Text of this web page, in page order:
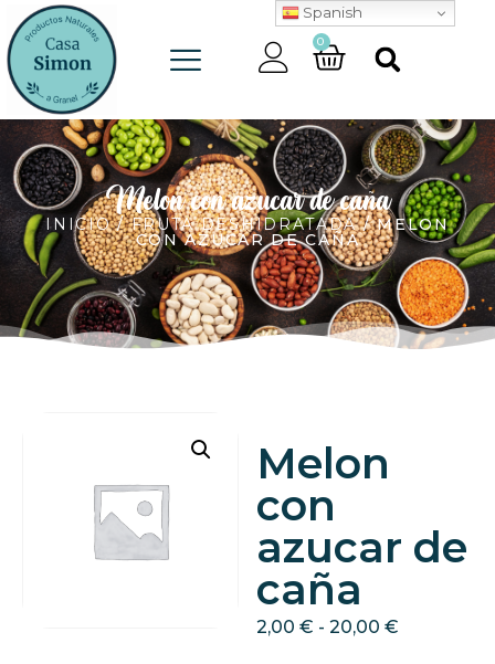
0
Melon con azucar de caña
INICIO/FRUTA DESHIDRATADA/ MELON
CON AZUCAR DE CAÑA
Melon
con
azucar de
caña
2,00 € - 20,00 €
Spanish